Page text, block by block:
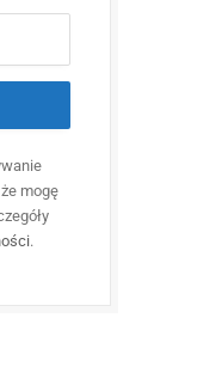
mogę
.